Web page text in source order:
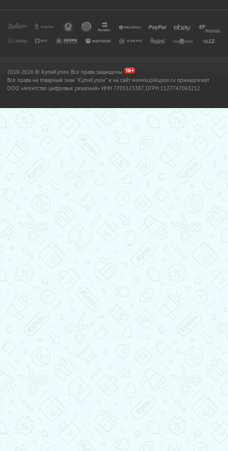
2010-2026 © КупиКупон. Все права защищены.
Все права на товарный знак "КупиКупон" и на сайт www.kupikupon.ru принадлежат
OOO «Агентство цифровых решений» ИНН 7705523387, ОГРН 1127747063212